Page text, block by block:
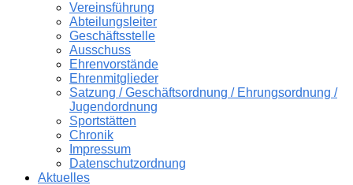
Vereinsführung
Abteilungsleiter
Geschäftsstelle
Ausschuss
Ehrenvorstände
Ehrenmitglieder
Satzung / Geschäftsordnung / Ehrungsordnung /
Jugendordnung
Sportstätten
Chronik
Impressum
Datenschutzordnung
Aktuelles